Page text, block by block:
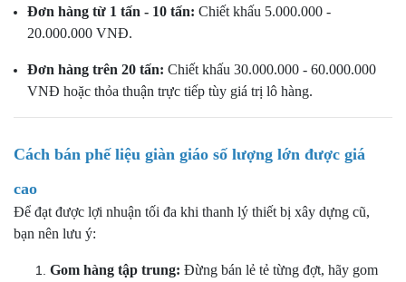
Đơn hàng từ 1 tấn - 10 tấn: Chiết khấu 5.000.000 -
20.000.000 VNĐ.
Đơn hàng trên 20 tấn: Chiết khấu 30.000.000 - 60.000.000
VNĐ hoặc thỏa thuận trực tiếp tùy giá trị lô hàng.
Cách bán phế liệu giàn giáo số lượng lớn được giá
cao
Để đạt được lợi nhuận tối đa khi thanh lý thiết bị xây dựng cũ,
bạn nên lưu ý:
Gom hàng tập trung: Đừng bán lẻ tẻ từng đợt, hãy gom